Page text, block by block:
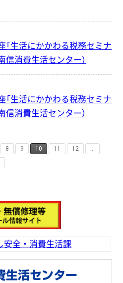
「生活にかかわる税務セミナ
信消費生活センター）
「生活にかかわる税務セミナ
信消費生活センター）
8 9 10 11 12
...
安全・消費生活課
生活センター